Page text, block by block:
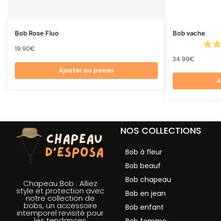
Bob Rose Fluo
19.90€
Ajouter au panier
Bob vache
34.99€
Chapeau Bob : Alliez
style et protection avec
notre collection de
bobs, un accessoire
intemporel revisité pour
NOS COLLECTIONS
Bob à fleur
Bob beauf
Bob chapeau
Bob en jean
Bob enfant